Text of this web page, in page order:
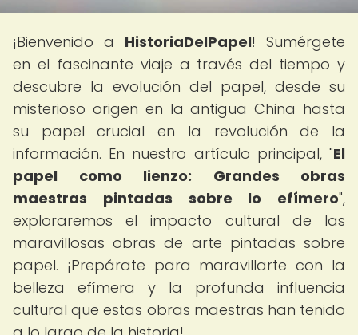
¡Bienvenido a HistoriaDelPapel! Sumérgete
en el fascinante viaje a través del tiempo y
descubre la evolución del papel, desde su
misterioso origen en la antigua China hasta
su papel crucial en la revolución de la
información. En nuestro artículo principal, "El
papel como lienzo: Grandes obras
maestras pintadas sobre lo efímero",
exploraremos el impacto cultural de las
maravillosas obras de arte pintadas sobre
papel. ¡Prepárate para maravillarte con la
belleza efímera y la profunda influencia
cultural que estas obras maestras han tenido